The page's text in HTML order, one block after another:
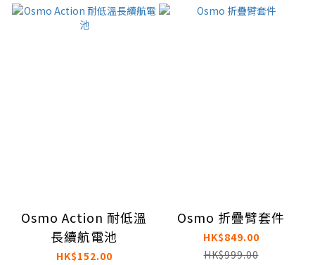
Osmo Action 耐低溫
長續航電池
HK$152.00
Osmo 折疊臂套件
HK$849.00
HK$999.00